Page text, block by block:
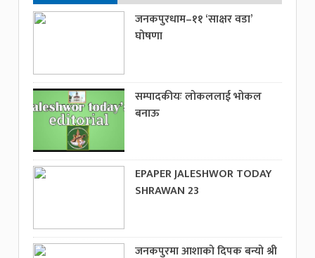
जनकपुरधाम–११ ‘साक्षर वडा’
घोषणा
सम्पादकीयः लोकललाई भोकल
बनाऊ
EPAPER JALESHWOR TODAY
SHRAWAN 23
जनकपुरमा आशाको दिपक बन्यो श्री